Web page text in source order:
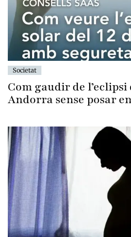
Societat
Com gaudir de l’eclipsi
Andorra sense posar